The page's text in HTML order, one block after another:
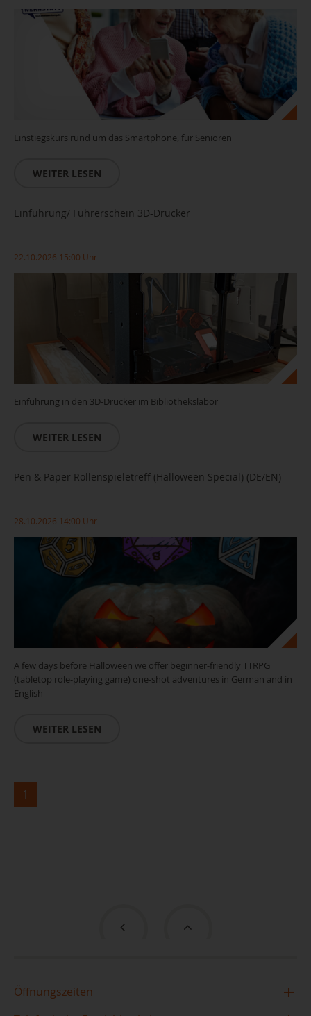
Einstiegskurs rund um das Smartphone, für Senioren
WEITER LESEN
Einführung/ Führerschein 3D-Drucker
22.10.2026 15:00 Uhr
Einführung in den 3D-Drucker im Bibliothekslabor
WEITER LESEN
Pen & Paper Rollenspieletreff (Halloween Special) (DE/EN)
28.10.2026 14:00 Uhr
A few days before Halloween we offer beginner-friendly TTRPG
(tabletop role-playing game) one-shot adventures in German and in
English
WEITER LESEN
1
Öffnungszeiten